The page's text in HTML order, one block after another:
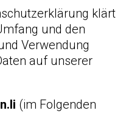
klärt
und den
Verwendung
auf unserer
(im Folgenden